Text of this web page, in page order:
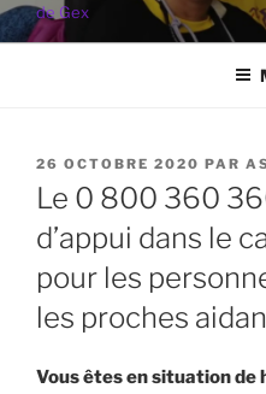
de Gex
PUBLIÉ
LE
26 OCTOBRE 2020 PAR
Le 0 800 360
d’appui dans le
pour les
les proches
Vous êtes en situation de